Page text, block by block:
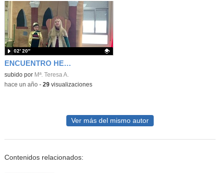
ENCUENTRO HERODES Y LOS MAGOS 2024
Contenido educativo.
subido por Mª. Teresa A.
02′ 20″
-hace un año- 29visualizaciones
Ver más del mismo autor
Contenidos relacionados: